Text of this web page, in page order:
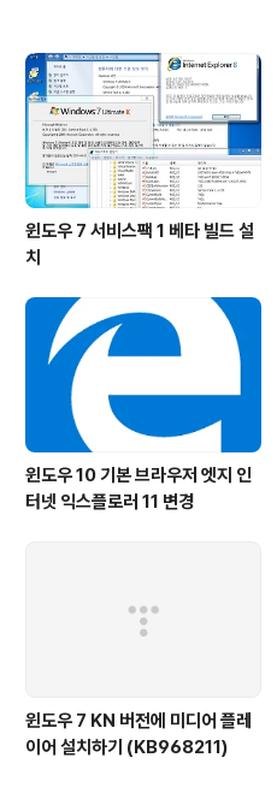
윈도우 7 서비스팩 1 베타 빌드 설
치
윈도우 10 기본 브라우저 엣지 인
터넷 익스플로러 11 변경
윈도우 7 KN 버전에 미디어 플레
이어 설치하기 (KB968211)